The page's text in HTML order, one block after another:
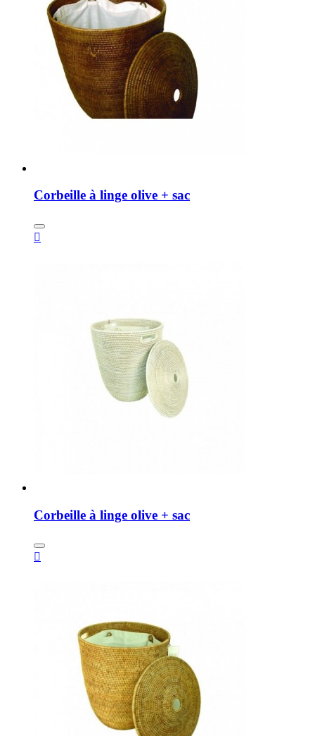
Corbeille à linge olive + sac

Corbeille à linge olive + sac
